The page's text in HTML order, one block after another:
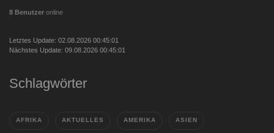
8 Benutzer online
Letztes Update: 02.08.2026 00:45:01
Nächstes Update: 09.08.2026 00:45:01
Schlagwörter
AFRIKA AKTUELLES AMERIKA ASIEN